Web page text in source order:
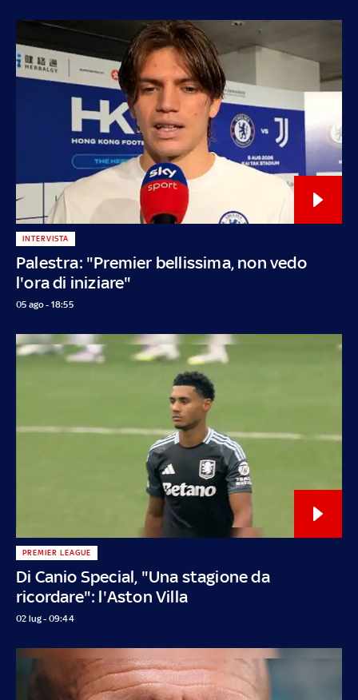
Palestra: "Premier bellissima, non vedo
l'ora di iniziare"
INTERVISTA
05 ago - 18:55
Di Canio Special, "Una stagione da
ricordare": l'Aston Villa
PREMIER LEAGUE
02 lug - 09:44